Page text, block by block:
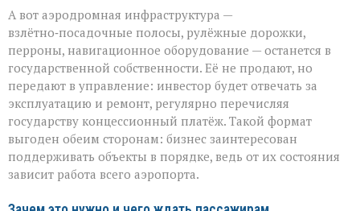
А вот аэродромная инфраструктура —
взлётно‑посадочные полосы, рулёжные дорожки,
перроны, навигационное оборудование — останется в
государственной собственности. Её не продают, но
передают в управление: инвестор будет отвечать за
эксплуатацию и ремонт, регулярно перечисляя
государству концессионный платёж. Такой формат
выгоден обеим сторонам: бизнес заинтересован
поддерживать объекты в порядке, ведь от их состояния
зависит работа всего аэропорта.